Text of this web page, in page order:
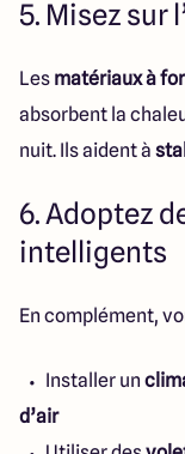
5. Misez sur
Les matériaux à
absorbent la
nuit. Ils aident à
6. Adoptez
intelligents
En complément,
Installer un
d’air